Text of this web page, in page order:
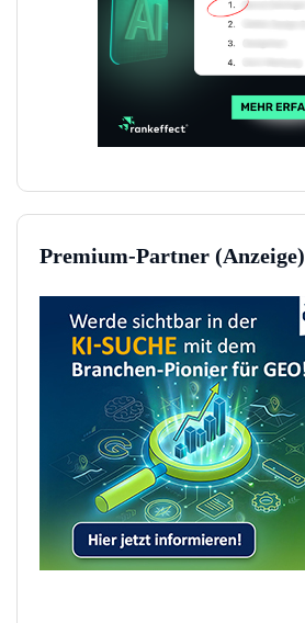
Premium-Partner (Anzeige)